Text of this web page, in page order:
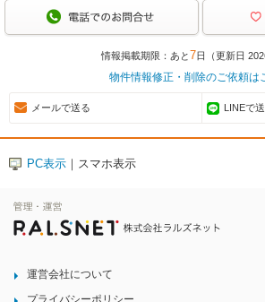
情報掲載期限：あと7日（更新日
物件情報修正・削除のご依頼は
メールで送る LINEで
PC表示 ｜スマホ表示
運営会社について
プライバシーポリシー